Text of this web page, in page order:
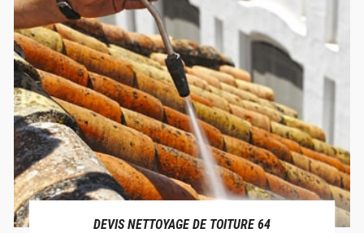
DEVIS NETTOYAGE DE TOITURE 64